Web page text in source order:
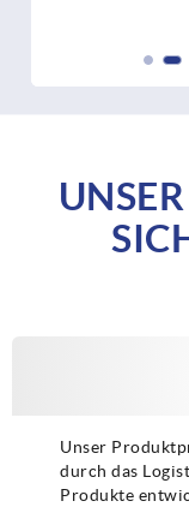
Unser
durch das
Produkte